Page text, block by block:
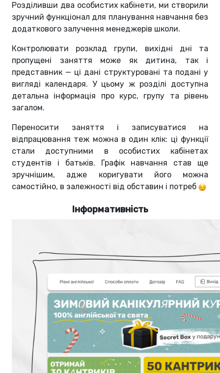
Розділивши два особистих кабінети, ми створили
зручний функціонал для планування навчання без
додаткового залучення менеджерів школи.
Контролювати розклад групи, вихідні дні та
пропущені заняття може як дитина, так і
представник — ці дані структуровані та подані у
вигляді календаря. У цьому ж розділі доступна
детальна інформація про курс, групу та рівень
загалом.
Переносити заняття і записуватися на
відпрацювання теж можна в один клік: ці функції
стали доступними в особистих кабінетах
студентів і батьків. Графік навчання став ще
зручнішим, адже коригувати його можна
самостійно, в залежності від обставин і потреб
Інформативність